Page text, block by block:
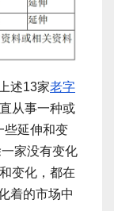
述13家老字
从事一种或
些延伸和变
家没有变化
变化，都在
着的市场中